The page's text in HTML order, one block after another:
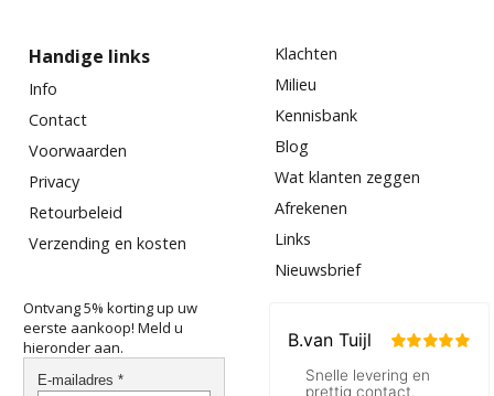
Handige links
Info
Contact
Voorwaarden
Privacy
Retourbeleid
Verzending en kosten
Klachten
Milieu
Kennisbank
Blog
Wat klanten zeggen
Afrekenen
Links
Nieuwsbrief
Ontvang 5% korting up uw
eerste aankoop! Meld u
hieronder aan.